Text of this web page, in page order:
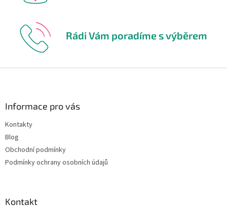
Rádi Vám poradíme s výběrem
Informace pro vás
Kontakty
Blog
Obchodní podmínky
Podmínky ochrany osobních údajů
Kontakt